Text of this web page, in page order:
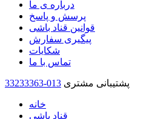
درباره ی ما
پرسش و پاسخ
قوانین قناد باشی
پیگیری سفارش
شکایات
تماس با ما
33233363-013 پشتیبانی مشتری
خانه
قناد باشی